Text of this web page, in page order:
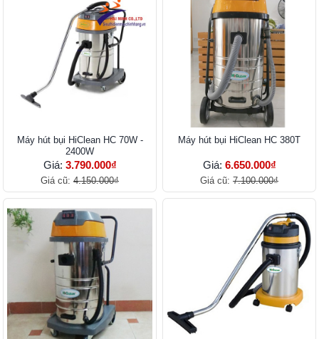
Máy hút bụi HiClean HC 70W -
2400W
Giá: 3.790.000₫
Giá cũ: 4.150.000₫
Máy hút bụi HiClean HC 380T
Giá: 6.650.000₫
Giá cũ: 7.100.000₫